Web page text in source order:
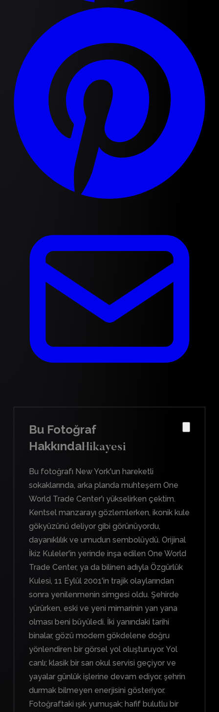
Bu Fotoğraf
HakkındaHikayesi
Bu fotoğrafı New York'un hareketli
sokaklarında, arka planda muhteşem One
World Trade Center'ı yükselirken çektim.
Kentsel manzarayı gözlemlerken, ikonik kule
gökyüzünü deliyor gibi görünüyordu,
dayanıklılık ve umudun sembolüydü. Orijinal
İkiz Kuleler'in yerinde inşa edilen One World
Trade Center, ya da bilinen adıyla Özgürlük
Kulesi, 11 Eylül 2001'in trajik olaylarından
sonra yenilenmenin simgesi oldu. Şehirde
yürürken, eski ve yeni mimarinin yan yana
olması beni büyüledi. İki yanındaki tarihi
binalar, gözü modern gökdelene doğru
yönlendiren bir görsel yol oluşturuyor. Yol
canlı; klasik bir sarı okul servisi geçiyor ve
yayalar günlük işlerine devam ediyor, şehrin
durmak bilmeyen enerjisini gösteriyor.
Fotoğraftaki ışık yumuşak; hafif bulutlu bir